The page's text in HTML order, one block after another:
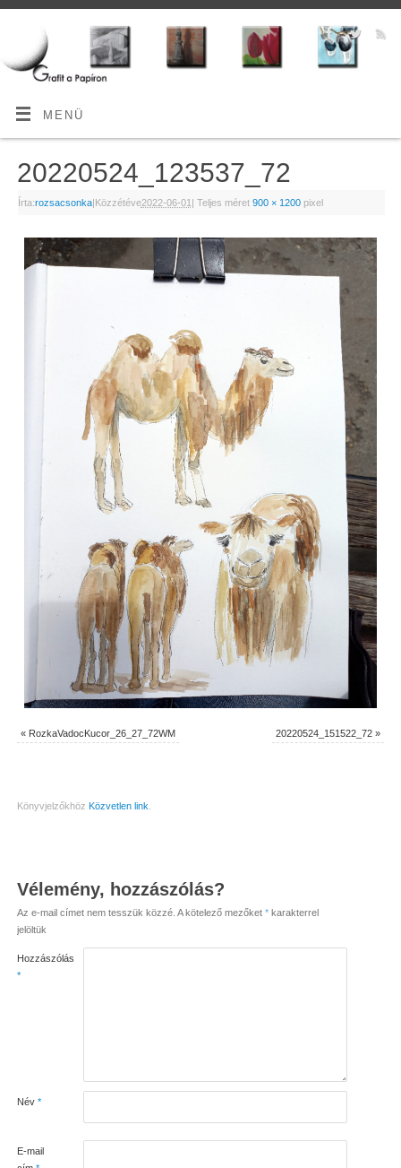
MENÜ
20220524_123537_72
Írta:rozsacsonka|Közzétéve2022-06-01 | Teljes méret 900 × 1200pixel
« RozkaVadocKucor_26_27_72WM 20220524_151522_72 »
Könyvjelzőkhöz Közvetlen link
Vélemény, hozzászólás?
Az e-mail címet nem tesszük közzé. A kötelező mezőket *karakterrel
jelöltük
Hozzászólás
*
Név *
E-mail